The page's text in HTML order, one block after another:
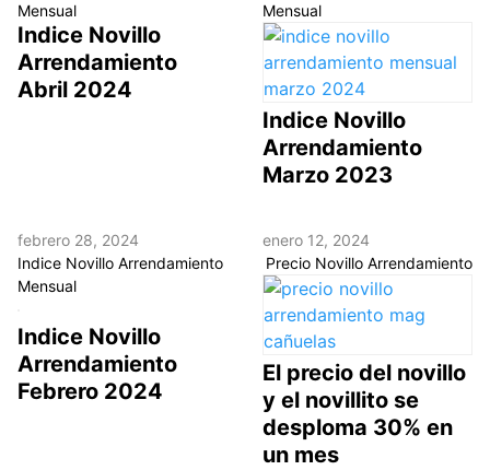
Mensual
Indice Novillo
Arrendamiento
Abril 2024
Mensual
Indice Novillo
Arrendamiento
Marzo 2023
febrero 28, 2024
Indice Novillo Arrendamiento
Mensual
Indice Novillo
Arrendamiento
Febrero 2024
enero 12, 2024
Precio Novillo Arrendamiento
El precio del novillo
y el novillito se
desploma 30% en
un mes